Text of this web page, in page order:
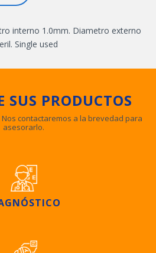
interno 1.0mm. Diametro externo
Single used
SUS PRODUCTOS
contactaremos a la brevedad para
asesorarlo.